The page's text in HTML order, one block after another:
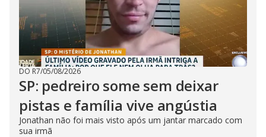
DO R7/05/08/2026
SP: pedreiro some sem deixar
pistas e família vive angústia
Jonathan não foi mais visto após um jantar marcado com
sua irmã